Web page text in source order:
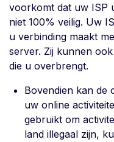
voorkomt dat uw ISP
niet 100% veilig. Uw
u verbinding maakt
server. Zij kunnen
die u overbrengt.
Bovendien kan de
uw online
gebruikt om
land illegaal zijn,